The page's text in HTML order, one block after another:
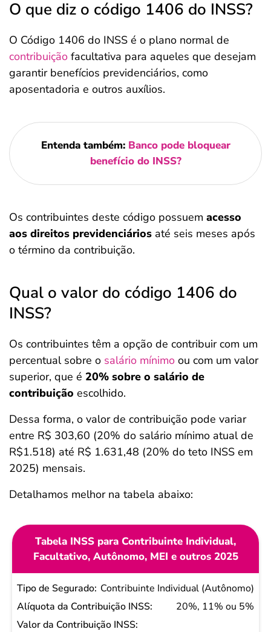
O que diz o código 1406 do INSS?
O Código 1406 do INSS é o plano normal de
contribuição facultativa para aqueles que desejam
garantir benefícios previdenciários, como
aposentadoria e outros auxílios.
Entenda também: Banco pode bloquear
benefício do INSS?
Os contribuintes deste código possuem acesso
aos direitos previdenciários até seis meses após
o término da contribuição.
Qual o valor do código 1406 do
INSS?
Os contribuintes têm a opção de contribuir com um
percentual sobre o salário mínimo ou com um valor
superior, que é 20% sobre o salário de
contribuição escolhido.
Dessa forma, o valor de contribuição pode variar
entre R$ 303,60 (20% do salário mínimo atual de
R$1.518) até R$ 1.631,48 (20% do teto INSS em
2025) mensais.
Detalhamos melhor na tabela abaixo:
Tabela INSS para Contribuinte Individual,
Facultativo, Autônomo, MEI e outros 2025
Tipo de
Segurado
Alíquota da
Contribuinte Individual (Autônomo)
20%, 11% ou 5%